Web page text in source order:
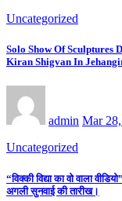
Uncategorized
Solo Show Of
Kiran Shigvan In
admin Mar
Uncategorized
“विक्की विद्या का वो वाला
अगली सुनवाई की तारीख।